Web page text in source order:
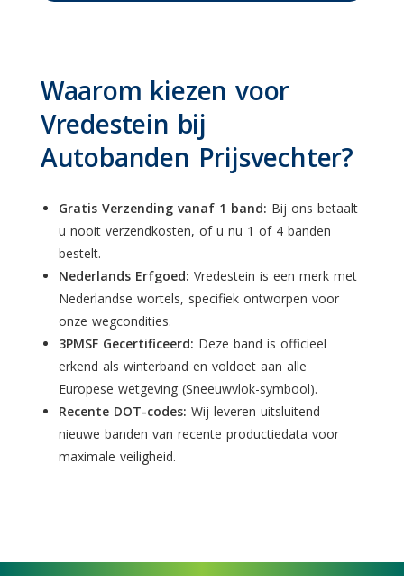
Waarom kiezen voor
Vredestein bij
Autobanden Prijsvechter?
Gratis Verzending vanaf 1 band: Bij ons betaalt
u nooit verzendkosten, of u nu 1 of 4 banden
bestelt.
Nederlands Erfgoed: Vredestein is een merk met
Nederlandse wortels, specifiek ontworpen voor
onze wegcondities.
3PMSF Gecertificeerd: Deze band is officieel
erkend als winterband en voldoet aan alle
Europese wetgeving (Sneeuwvlok-symbool).
Recente DOT-codes: Wij leveren uitsluitend
nieuwe banden van recente productiedata voor
maximale veiligheid.